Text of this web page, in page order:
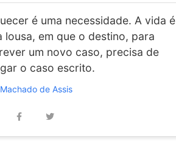
é uma necessidade. A vida é
lousa, em que o destino, para
um novo caso, precisa de
o caso escrito.
Machado de Assis